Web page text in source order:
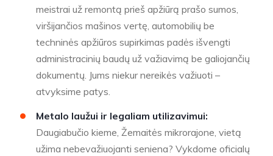
meistrai už remontą prieš apžiūrą prašo sumos,
viršijančios mašinos vertę, automobilių be
techninės apžiūros supirkimas padės išvengti
administracinių baudų už važiavimą be galiojančių
dokumentų. Jums niekur nereikės važiuoti –
atvyksime patys.
Metalo laužui ir legaliam utilizavimui:
Daugiabučio kieme, Žemaitės mikrorajone, vietą
užima nebevažiuojanti seniena? Vykdome oficialų